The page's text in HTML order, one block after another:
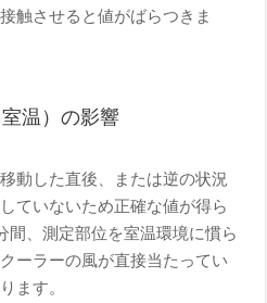
触させると値がばらつきま
温）の影響
動した直後、または逆の状況
ていないため正確な値が得ら
間、測定部位を室温環境に慣ら
ーラーの風が直接当たってい
ます。